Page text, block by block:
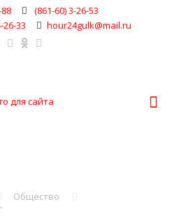
(861-60) 3-26-53
26-33
hour24gulk@mail.ru
Общество